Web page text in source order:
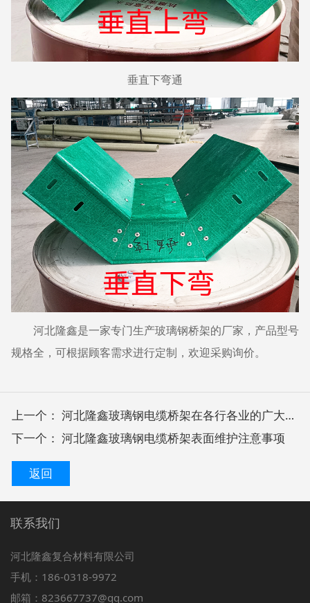
垂直下弯通
河北隆鑫是一家专门生产玻璃钢桥架的厂家，产品型号
规格全，可根据顾客需求进行定制，欢迎采购询价。
上一个： 河北隆鑫玻璃钢电缆桥架在各行各业的广大应用
下一个： 河北隆鑫玻璃钢电缆桥架表面维护注意事项
返回
联系我们
河北隆鑫复合材料有限公司
手机：186-0318-9972
邮箱：823667737@qq.com